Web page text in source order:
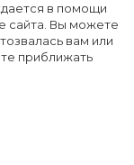
в помощи
сайта. Вы можете
вам или
приближать